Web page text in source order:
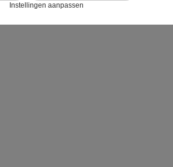
Instellingen aanpassen